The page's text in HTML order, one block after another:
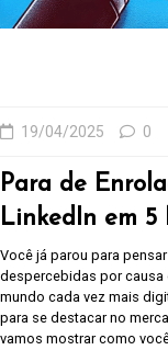
19/04/2025 0
Para de
LinkedIn em 5
Você já parou para
despercebidas por causa
mundo cada vez mais
para se destacar no
vamos mostrar como